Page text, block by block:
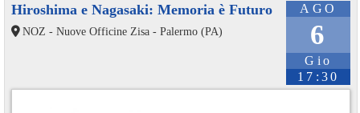
AGO
6
Gio
17:30
Hiroshima e Nagasaki: Memoria è Futuro
NOZ - Nuove Officine Zisa - Palermo (PA)